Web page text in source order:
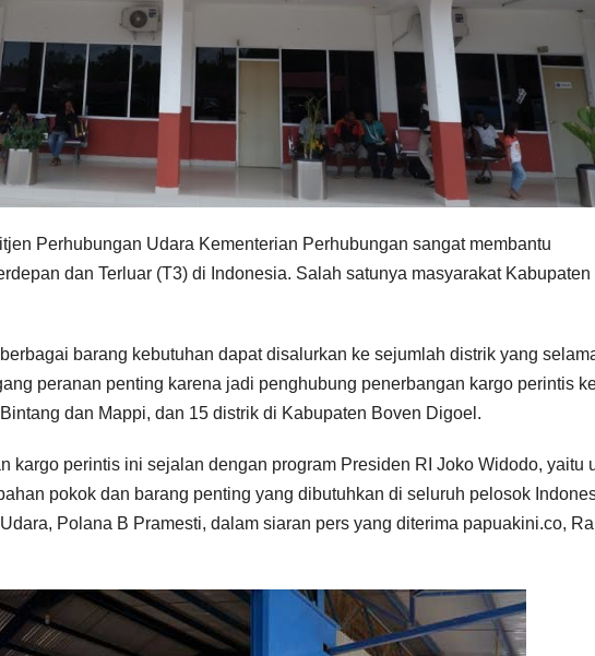
Perhubungan Udara Kementerian Perhubungan sangat membantu
dan Terluar (T3) di Indonesia. Salah satunya masyarakat Kabupaten
barang kebutuhan dapat disalurkan ke sejumlah distrik yang
peranan penting karena jadi penghubung penerbangan kargo perintis
dan Mappi, dan 15 distrik di Kabupaten Boven Digoel.
kargo perintis ini sejalan dengan program Presiden RI Joko Widodo, yaitu
pokok dan barang penting yang dibutuhkan di seluruh pelosok
Polana B Pramesti, dalam siaran pers yang diterima papuakini.co,